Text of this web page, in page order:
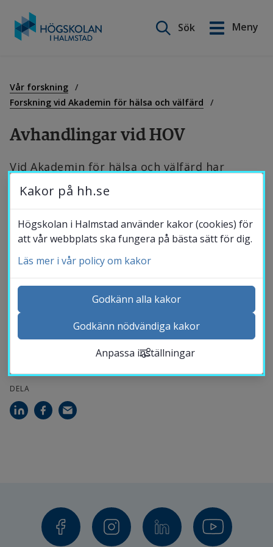
innehåll
Sök
Meny
Vår forskning
Forskning vid Akademin för hälsa och välfärd
Avhandlingar vid HOV
Vid Akademin för hälsa och välfärd har
följande doktorsavhandlingar och
licentiatuppsatser publicerats:
UPPDATERAD
Andreas Ivarsson
Vice akademichef med ansvar för forskning
DELA
English
Utbildning
Forskning
Samverkan
Om Högskolan
Bibliotek
Kontakta och besök oss
Kalender
Studentwebb
Kakor på hh.se
Högskolan i Halmstad använder kakor (cookies) för
att vår webbplats ska fungera på bästa sätt för dig.
Läs mer i vår policy om kakor
Godkänn alla kakor
Godkänn nödvändiga kakor
Anpassa inställningar